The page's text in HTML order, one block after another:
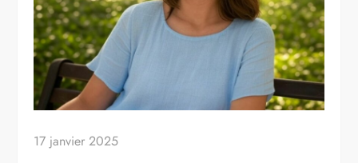
17 janvier 2025